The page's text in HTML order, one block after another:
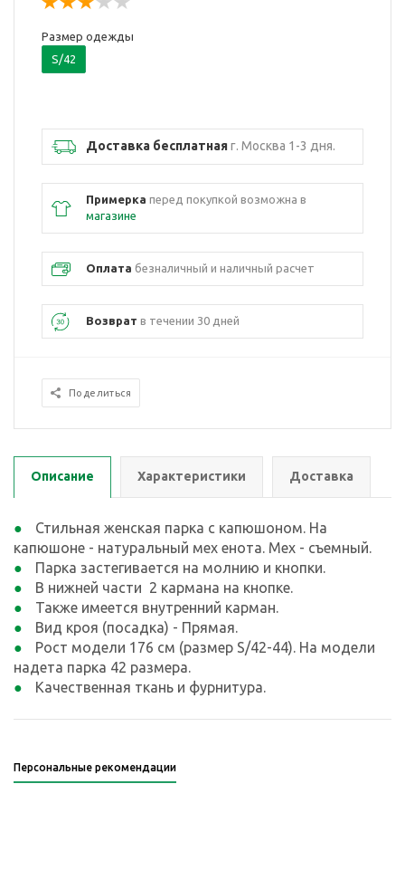
Размер одежды
S/42
Доставка бесплатнаяг. Москва 1-3 дня.
Примерка перед покупкой возможна в
магазине
Оплата безналичный и наличный расчет
Возврат в течении 30 дней
Поделиться
Описание Характеристики Доставка
Стильная женская парка с капюшоном. На
капюшоне - натуральный мех енота. Мех - съемный.
Парка застегивается на молнию и кнопки.
В нижней части 2 кармана на кнопке.
Также имеется внутренний карман.
Вид кроя (посадка) - Прямая.
Рост модели 176 см (размер S/42-44). На модели
надета парка 42 размера.
Качественная ткань и фурнитура.
Персональные рекомендации